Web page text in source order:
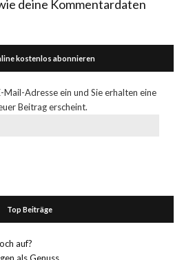
deine Kommentardaten
kostenlos abonnieren
Mail-Adresse ein und Sie erhalten eine
Beitrag erscheint.
Top Beiträge
auf?